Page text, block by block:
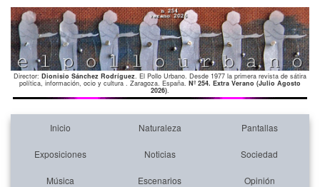
Director: Dionisio Sánchez Rodríguez. El Pollo Urbano. Desde 1977 la primera revista de sátira
política, información, ocio y cultura . Zaragoza. España. Nº 254. Extra Verano (Julio Agosto
2026).
Inicio Naturaleza Pantallas
Exposiciones Noticias Sociedad
Música Escenarios Opinión